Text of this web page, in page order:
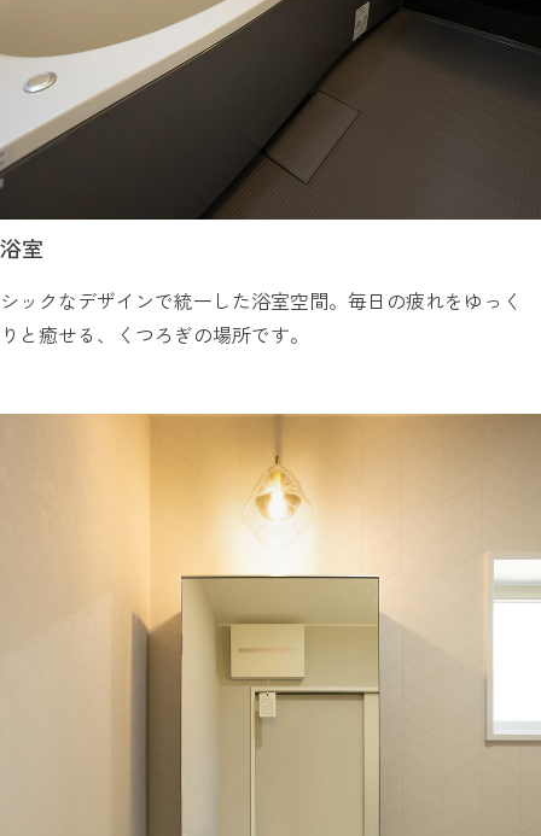
浴室
シックなデザインで統一した浴室空間。毎日の疲れをゆっく
りと癒せる、くつろぎの場所です。